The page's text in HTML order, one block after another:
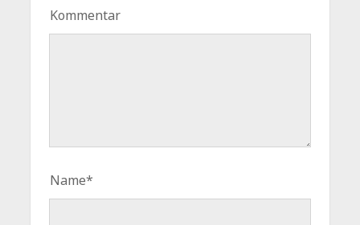
Kommentar
Name*